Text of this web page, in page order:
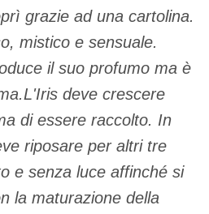
grazie ad una cartolina.
mistico e sensuale.
il suo profumo ma è
deve crescere
di essere raccolto. In
riposare per altri tre
e senza luce affinché si
la maturazione della